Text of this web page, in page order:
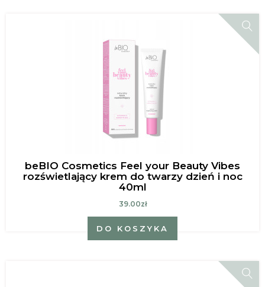
beBIO Cosmetics Feel your Beauty Vibes
rozświetlający krem do twarzy dzień i noc
40ml
39.00zł
DO KOSZYKA